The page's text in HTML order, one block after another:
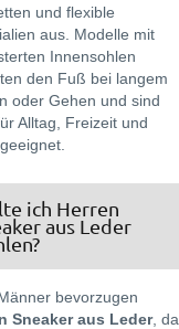
und flexible
aus. Modelle mit
Innensohlen
den Fuß bei langem
oder Gehen und sind
Alltag, Freizeit und
ich Herren
aus Leder
bevorzugen
Sneaker aus Leder, da